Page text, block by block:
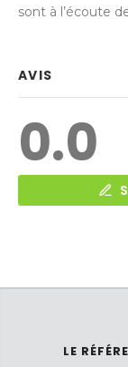
sont à l’écoute
AVIS
0.0
LE